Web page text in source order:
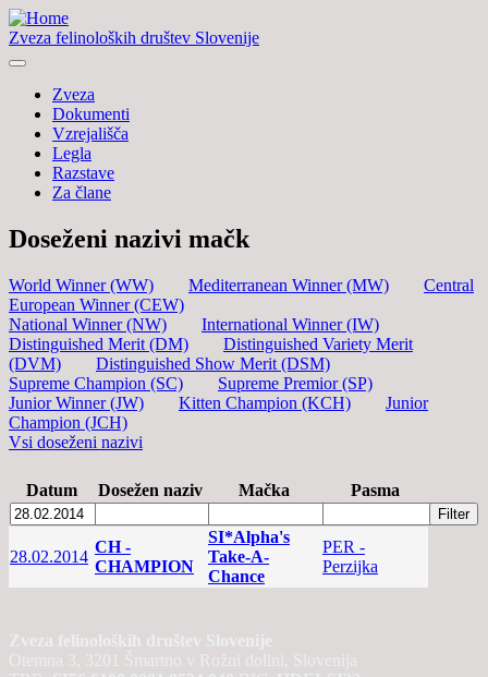
Zveza felinoloških društev Slovenije
Zveza
Dokumenti
Vzrejališča
Legla
Razstave
Za člane
Doseženi nazivi mačk
World Winner (WW) Mediterranean Winner (MW)
Central
European Winner (CEW)
National Winner (NW)
International Winner (IW)
Distinguished Merit (DM)
Distinguished Variety Merit
(DVM)
Distinguished Show Merit (DSM)
Supreme Champion (SC)
Supreme Premior (SP)
Junior Winner (JW)
Kitten Champion (KCH)
Junior
Champion (JCH)
Vsi doseženi nazivi
Datum Dosežen naziv Mačka Pasma
28.02.2014
CH -
CHAMPION
SI*Alpha's
Take-A-
Chance
PER -
Perzijka